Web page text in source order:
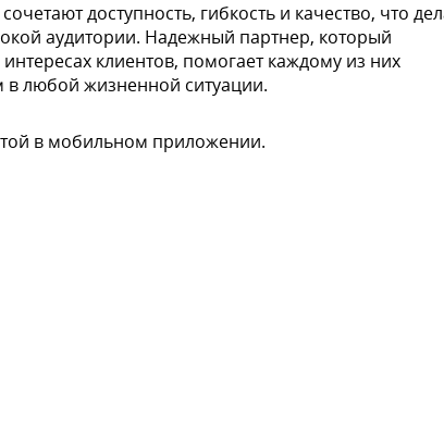
доступность, гибкость и качество, что
аудитории. Надежный партнер, который
клиентов, помогает каждому из них
любой жизненной ситуации.
в мобильном приложении.